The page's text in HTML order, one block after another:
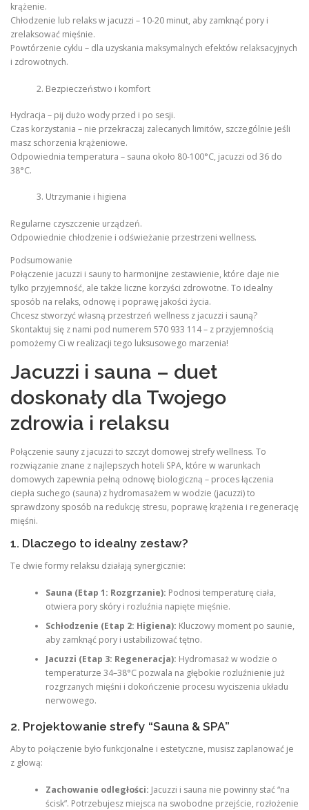
krążenie.
Chłodzenie lub relaks w jacuzzi – 10-20 minut, aby zamknąć pory i
zrelaksować mięśnie.
Powtórzenie cyklu – dla uzyskania maksymalnych efektów relaksacyjnych
i zdrowotnych.
Bezpieczeństwo i komfort
Hydracja – pij dużo wody przed i po sesji.
Czas korzystania – nie przekraczaj zalecanych limitów, szczególnie jeśli
masz schorzenia krążeniowe.
Odpowiednia temperatura – sauna około 80-100°C, jacuzzi od 36 do
38°C.
Utrzymanie i higiena
Regularne czyszczenie urządzeń.
Odpowiednie chłodzenie i odświeżanie przestrzeni wellness.
Podsumowanie
Połączenie jacuzzi i sauny to harmonijne zestawienie, które daje nie
tylko przyjemność, ale także liczne korzyści zdrowotne. To idealny
sposób na relaks, odnowę i poprawę jakości życia.
Chcesz stworzyć własną przestrzeń wellness z jacuzzi i sauną?
Skontaktuj się z nami pod numerem 570 933 114 – z przyjemnością
pomożemy Ci w realizacji tego luksusowego marzenia!
Jacuzzi i sauna – duet
doskonały dla Twojego
zdrowia i relaksu
Połączenie sauny z jacuzzi to szczyt domowej strefy wellness. To
rozwiązanie znane z najlepszych hoteli SPA, które w warunkach
domowych zapewnia pełną odnowę biologiczną – proces łączenia
ciepła suchego (sauna) z hydromasażem w wodzie (jacuzzi) to
sprawdzony sposób na redukcję stresu, poprawę krążenia i regenerację
mięśni.
1. Dlaczego to idealny zestaw?
Te dwie formy relaksu działają synergicznie:
Sauna (Etap 1: Rozgrzanie): Podnosi temperaturę ciała,
otwiera pory skóry i rozluźnia napięte mięśnie.
Schłodzenie (Etap 2: Higiena): Kluczowy moment po saunie,
aby zamknąć pory i ustabilizować tętno.
Jacuzzi (Etap 3: Regeneracja): Hydromasaż w wodzie o
temperaturze 34–38°C pozwala na głębokie rozluźnienie już
rozgrzanych mięśni i dokończenie procesu wyciszenia układu
nerwowego.
2. Projektowanie strefy “Sauna & SPA”
Aby to połączenie było funkcjonalne i estetyczne, musisz zaplanować je
z głową:
Zachowanie odległości: Jacuzzi i sauna nie powinny stać “na
ścisk”. Potrzebujesz miejsca na swobodne przejście, rozłożenie